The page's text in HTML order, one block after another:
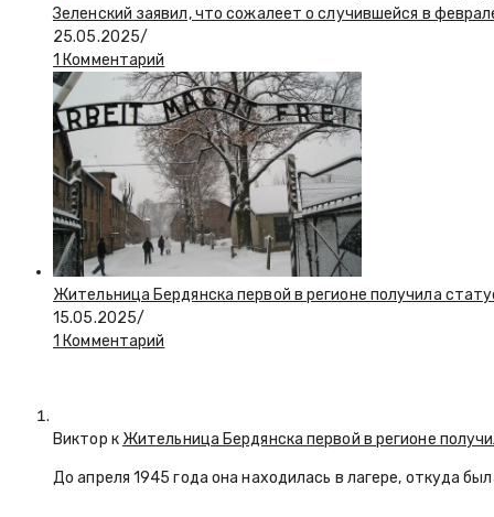
Зеленский заявил, что сожалеет о случившейся в
25.05.2025/
1 Комментарий
Жительница Бердянска первой в регионе получила
15.05.2025/
1 Комментарий
Виктор к Жительница Бердянска первой в регионе
До апреля 1945 года она находилась в лагере, откуда